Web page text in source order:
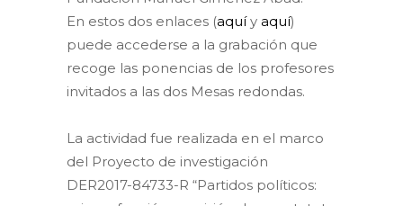
En estos dos enlaces (aquíy aquí)
puede accederse a la grabación que
recoge las ponencias de los profesores
invitados a las dos Mesas redondas.
La actividad fue realizada en el marco
del Proyecto de investigación
DER2017-84733-R “Partidos políticos: